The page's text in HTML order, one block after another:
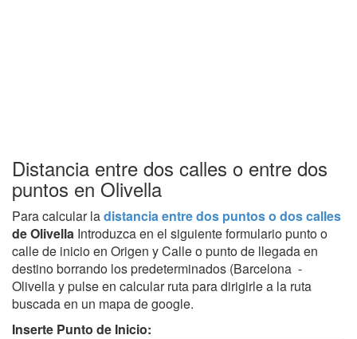
Distancia entre dos calles o entre dos
puntos en Olivella
Para calcular ladistancia entre dos puntos o dos calles
de Olivella Introduzca en el siguiente formulario punto o
calle de inicio en Origen y Calle o punto de llegada en
destino borrando los predeterminados (Barcelona -
Olivella y pulse en calcular ruta para dirigirle a la ruta
buscada en un mapa de google.
Inserte Punto de Inicio: